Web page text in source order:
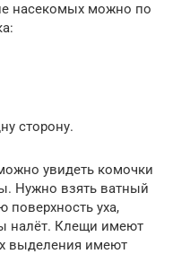
насекомых можно по
сторону.
увидеть комочки
Нужно взять ватный
поверхность уха,
налёт. Клещи имеют
выделения имеют